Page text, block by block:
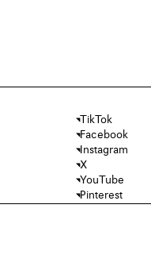
TikTok
Facebook
Instagram
X
YouTube
Pinterest